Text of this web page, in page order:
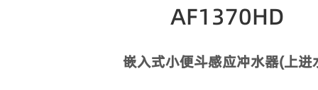
AF1370HD
嵌入式小便斗感应冲水器(上进